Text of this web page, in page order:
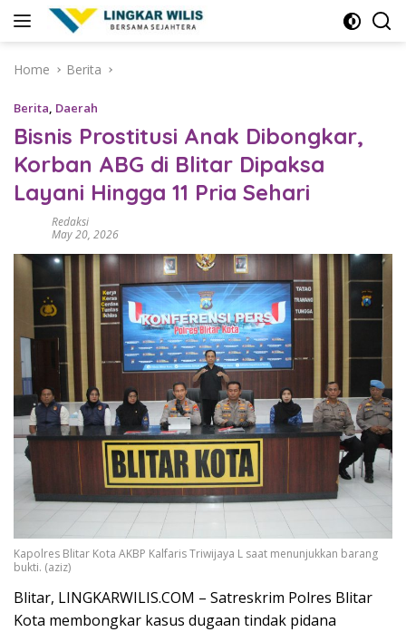
Home
Berita
Berita, Daerah
Bisnis Prostitusi Anak Dibongkar,
Korban ABG di Blitar Dipaksa
Layani Hingga 11 Pria Sehari
Redaksi
May 20, 2026
Kapolres Blitar Kota AKBP Kalfaris Triwijaya L saat menunjukkan barang
bukti. (aziz)
Blitar, LINGKARWILIS.COM – Satreskrim Polres Blitar
Kota membongkar kasus dugaan tindak pidana